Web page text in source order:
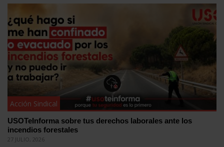
Acción Sindical
USOTeInforma sobre tus derechos laborales ante los
incendios forestales
27 JULIO, 2026